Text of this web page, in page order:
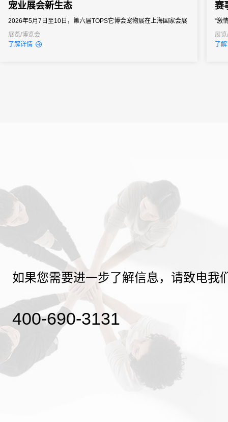
宠业展会新生态
2026年5月7日至10日，第六届TOPS它博会宠物展在上海国家会展
中心成功举办。本届展会以"PAWSibility无限茸力"为主题，延续"中
国宠业年度优选平台"的核心定位，汇聚全球1200家展商、8000余
展览/博览会
了解详情
赛
“激
携
极
展
了
如果您需要进一步了解信息，请致电我
400-690-3131